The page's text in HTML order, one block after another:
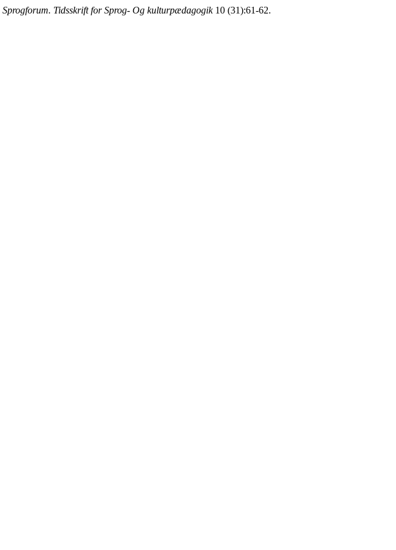
Sprogforum. Tidsskrift for Sprog- Og kulturpædagogik10 (31):61-62.